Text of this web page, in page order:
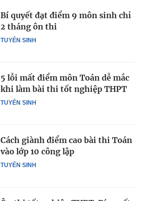
TUYỂN SINH
Bí quyết đạt điểm 9 môn sinh chỉ
2 tháng ôn thi
TUYỂN SINH
5 lỗi mất điểm môn Toán dễ mắc
khi làm bài thi tốt nghiệp THPT
TUYỂN SINH
Cách giành điểm cao bài thi Toán
vào lớp 10 công lập